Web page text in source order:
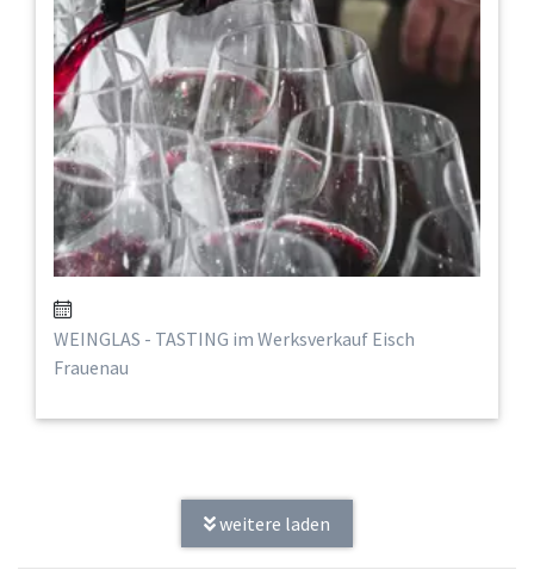
WEINGLAS - TASTING im Werksverkauf Eisch
Frauenau
weitere laden